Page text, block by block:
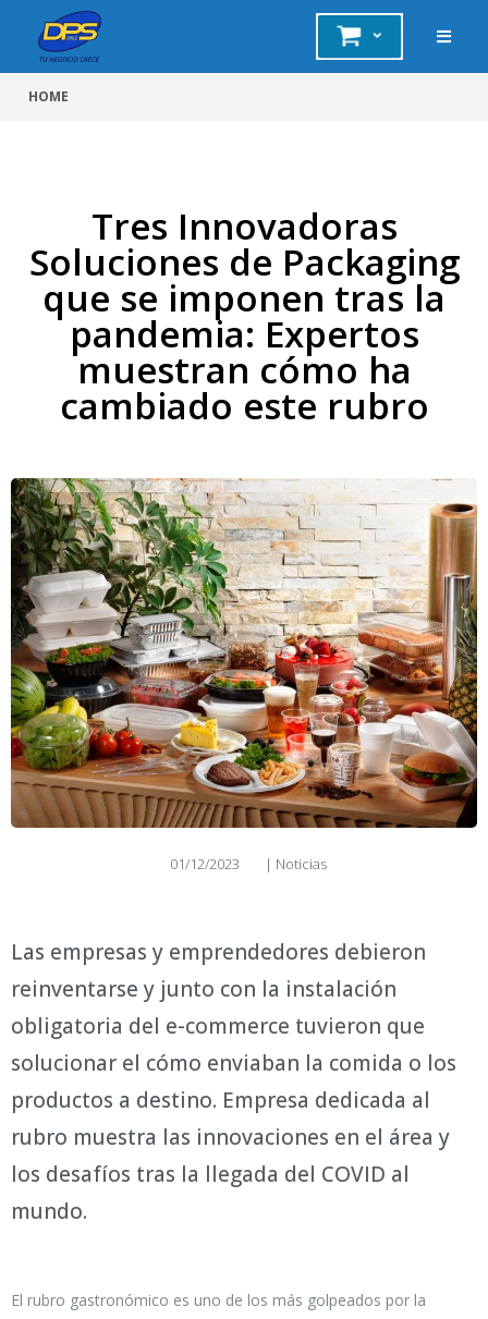
HOME
Tres Innovadoras
Soluciones de Packaging
que se imponen tras la
pandemia: Expertos
muestran cómo ha
cambiado este rubro
01/12/2023 | Noticias
Las empresas y emprendedores debieron
reinventarse y junto con la instalación
obligatoria del e-commerce tuvieron que
solucionar el cómo enviaban la comida o los
productos a destino. Empresa dedicada al
rubro muestra las innovaciones en el área y
los desafíos tras la llegada del COVID al
mundo.
El rubro gastronómico es uno de los más golpeados por la